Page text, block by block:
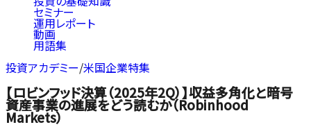
セミナー
運用レポート
動画
用語集
投資アカデミー/米国企業特集
【ロビンフッド決算（2025年2Q）】収益多角化と暗号
資産事業の進展をどう読むか（Robinhood
Markets）